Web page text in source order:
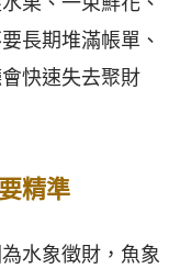
長期堆滿帳單、
快速失去聚財
精準
水象徵財，魚象